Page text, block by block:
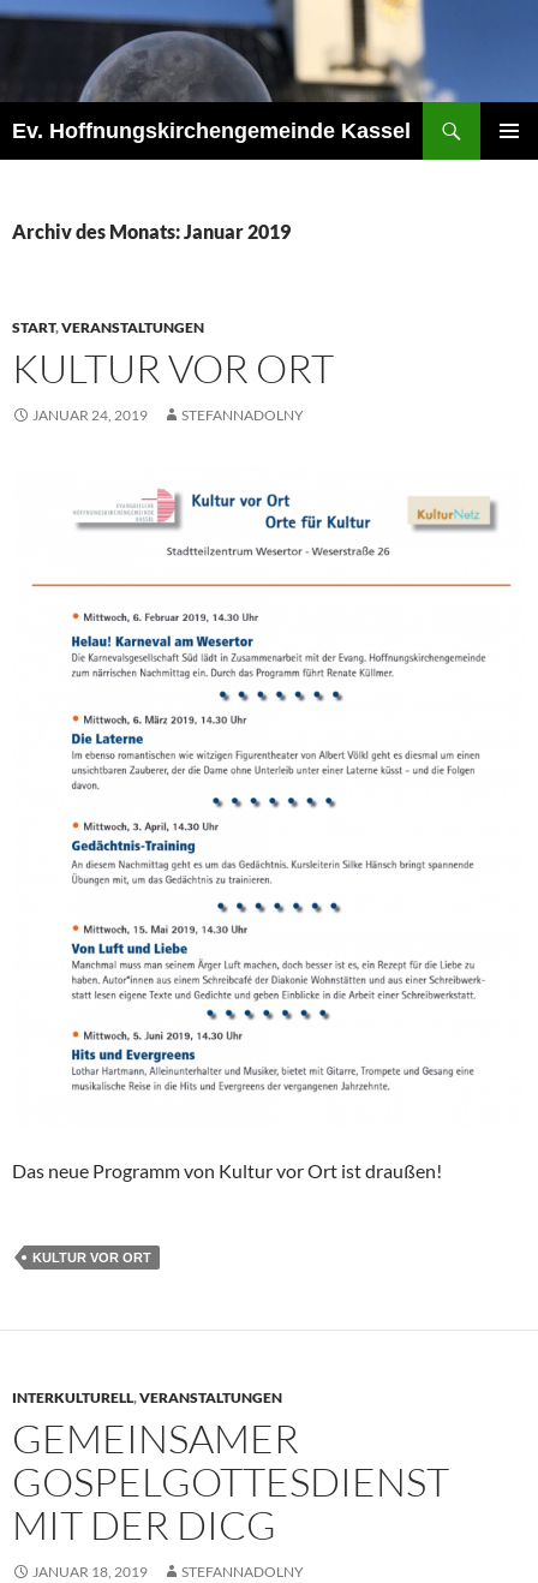
Zum
Ev. Hoffnungskirchengemeinde Kassel
Archiv des Monats: Januar 2019
START,VERANSTALTUNGEN
KULTUR VOR ORT
JANUAR 24, 2019 STEFANNADOLNY
Das neue Programm von Kultur vor Ort ist draußen!
KULTUR VOR ORT
INTERKULTURELL,VERANSTALTUNGEN
GEMEINSAMER
GOSPELGOTTESDIENST
MIT DER DICG
JANUAR 18, 2019 STEFANNADOLNY